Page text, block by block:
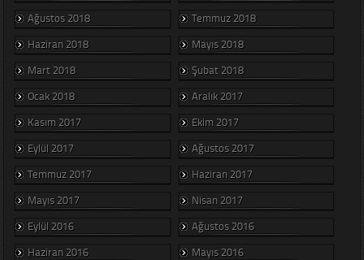
Ağustos 2018
Temmuz 2018
Haziran 2018
Mayıs 2018
Mart 2018
Şubat 2018
Ocak 2018
Aralık 2017
Kasım 2017
Ekim 2017
Eylül 2017
Ağustos 2017
Temmuz 2017
Haziran 2017
Mayıs 2017
Nisan 2017
Eylül 2016
Ağustos 2016
Haziran 2016
Mayıs 2016